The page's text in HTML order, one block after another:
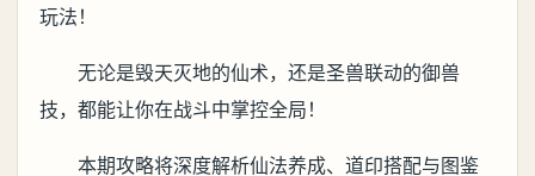
玩法！
无论是毁天灭地的仙术，还是圣兽联动的御兽
技，都能让你在战斗中掌控全局！
本期攻略将深度解析仙法养成、道印搭配与图鉴